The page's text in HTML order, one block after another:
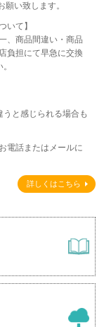
い致します。
いて】
、商品間違い・商品
負担にて早急に交換
と感じられる場合も
電話またはメールに
詳しくはこちら